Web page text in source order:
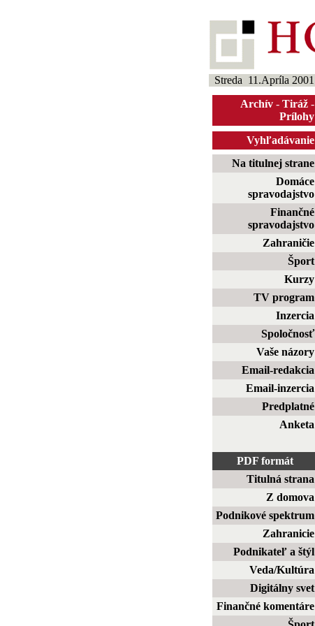
Streda 11.Apríla 2001
Archív - Tiráž -
Prílohy
Vyhľadávanie
Na titulnej strane
Domáce
spravodajstvo
Finančné
spravodajstvo
Zahraničie
Šport
Kurzy
TV program
Inzercia
Spoločnosť
Vaše názory
Email-redakcia
Email-inzercia
Predplatné
Anketa
PDF formát
Titulná strana
Z domova
Podnikové spektrum
Zahranicie
Podnikateľ a štýl
Veda/Kultúra
Digitálny svet
Finančné komentáre